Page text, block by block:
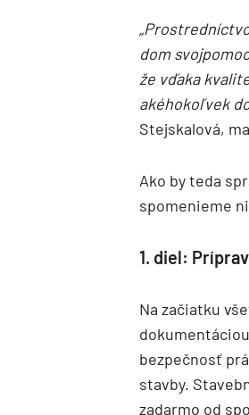
dom
že vďaka
akéhokoľvek
Stejskalová,
Ako by teda
spomenieme
1. diel:
Na začiatku
bezpečnosť
stavby.
zadarmo od